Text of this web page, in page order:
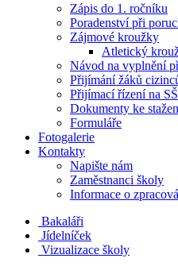
Zápis do 1. ročníku
Poradenství při
Zájmové kroužky
Atletický
Návod na vyplnění
Přijímání žáků
Přijímací řízení na SŠ
Dokumenty ke
Formuláře
Fotogalerie
Kontakty
Napište nám
Zaměstnanci školy
Informace o
Bakaláři
Jídelníček
Vizualizace školy